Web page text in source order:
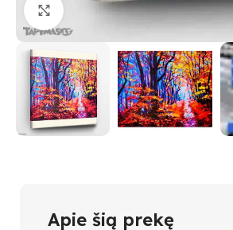
Paspauskite, kad priartinti
Apie šią prekę